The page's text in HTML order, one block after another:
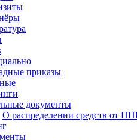
приказы
документы
О распределении средств от